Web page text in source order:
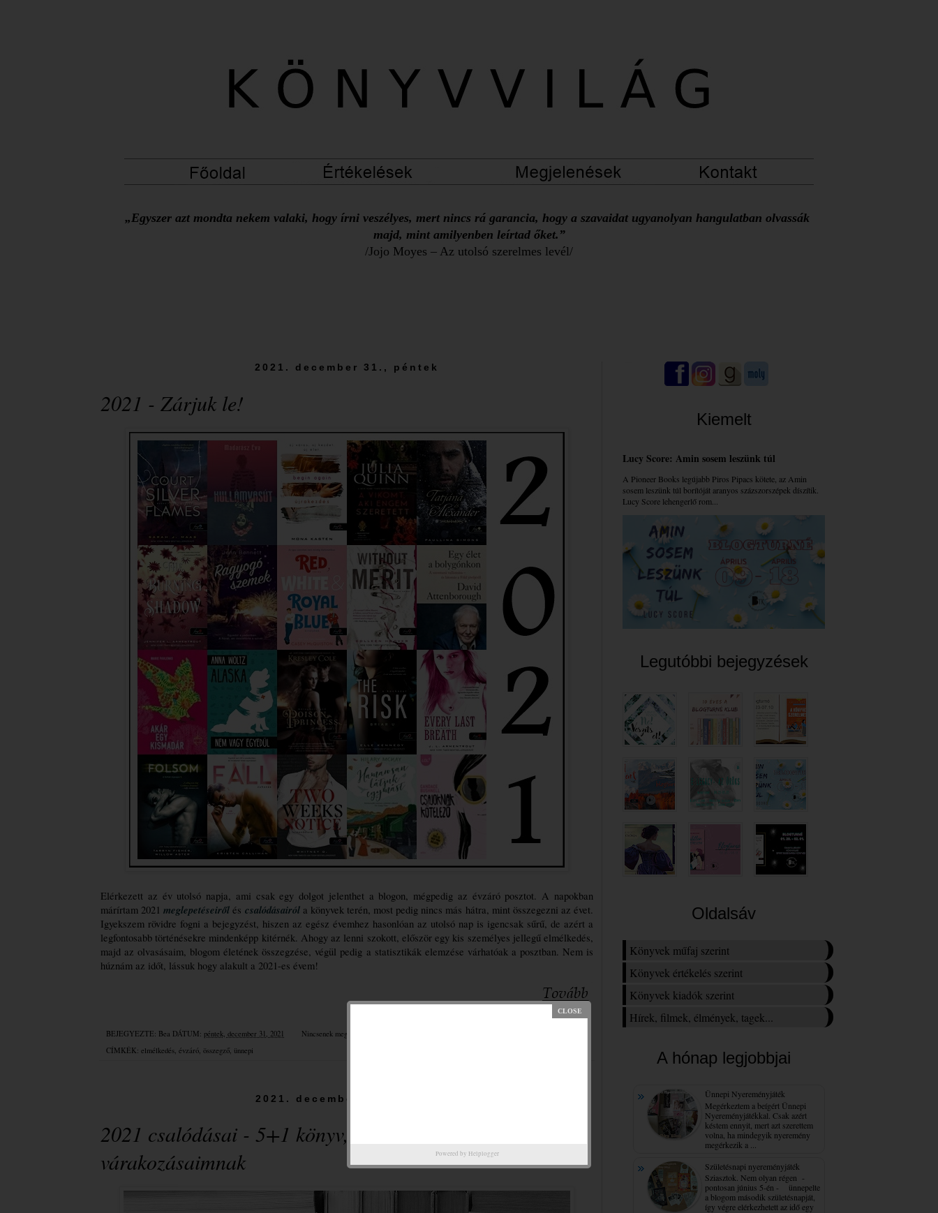
„Egyszer azt mondta nekem valaki, hogy írni veszélyes, mert nincs rá garancia, hogy a szavaidat ugyanolyan hangulatban olvassák
majd, mint amilyenben leírtad őket.”
/Jojo Moyes – Az utolsó szerelmes levél/
2021. december 31., péntek
2021 - Zárjuk le!
Elérkezett az év utolsó napja, ami csak egy dolgot jelenthet a blogon, mégpedig az évzáró posztot. A napokban
márírtam 2021 meglepetéseiről és csalódásairól a könyvek terén, most pedig nincs más hátra, mint összegezni az évet.
Igyekszem rövidre fogni a bejegyzést, hiszen az egész évemhez hasonlóan az utolsó nap is igencsak sűrű, de azért a
legfontosabb történésekre mindenképp kitérnék. Ahogy az lenni szokott, először egy kis személyes jellegű elmélkedés,
majd az olvasásaim, blogom életének összegzése, végül pedig a statisztikák elemzése várhatóak a posztban. Nem is
húznám az időt, lássuk hogy alakult a 2021-es évem!
BEJEGYEZTE: Bea DÁTUM: péntek, december 31, 2021
Nincsenek megjegyzések:
CÍMKÉK: elmélkedés, évzáró, összegző, ünnepi
2021. december 29., szerda
2021 csalódásai - 5+1 könyv, amely nem felelt meg a
várakozásaimnak
Kiemelt
Lucy Score: Amin sosem leszünk túl
A Pioneer Books legújabb Piros Pipacs kötete, az Amin
sosem leszünk túl borítóját aranyos százszorszépek díszítik.
Lucy Score lehengerlő rom...
Legutóbbi bejegyzések
Oldalsáv
Könyvek műfaj szerint
Könyvek értékelés szerint
Könyvek kiadók szerint
Hírek, filmek, élmények, tagek...
A hónap legjobbjai
Ünnepi Nyereményjáték
Megérkeztem a beígért Ünnepi
Nyereményjátékkal. Csak azért
késtem ennyit, mert azt szerettem
volna, ha mindegyik nyeremény
megérkezik a ...
Születésnapi nyereményjáték
Sziasztok. Nem olyan régen -
pontosan június 5-én - ünnepelte
a blogom második születésnapját,
így végre elérkezhetett az idő egy
Powered by Helplogger